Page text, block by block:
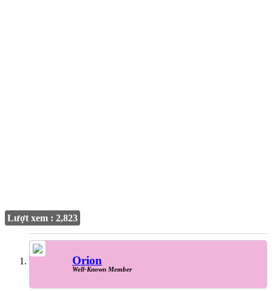
Lượt xem : 2,823
Orion
Well-Known Member